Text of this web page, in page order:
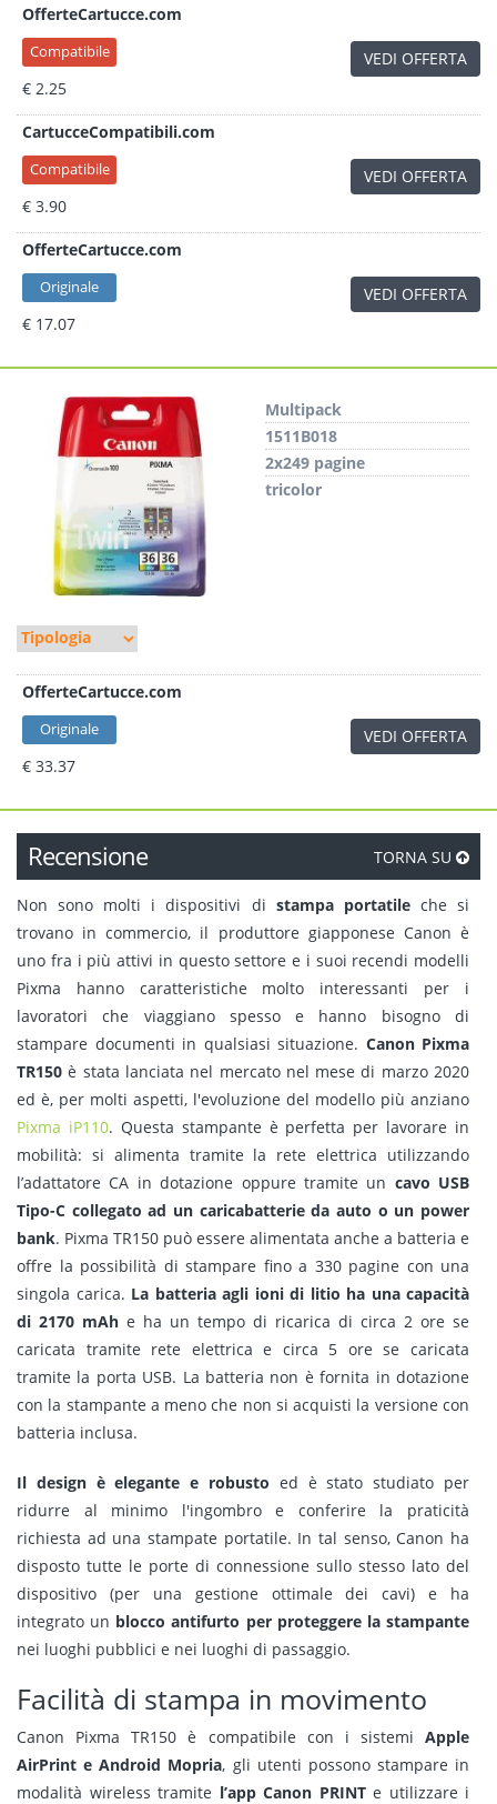
OfferteCartucce.com
Compatibile
€ 2.25
VEDI OFFERTA
CartucceCompatibili.com
Compatibile
€ 3.90
VEDI OFFERTA
OfferteCartucce.com
Originale
€ 17.07
VEDI OFFERTA
Multipack
1511B018
2x249 pagine
tricolor
OfferteCartucce.com
Originale
€ 33.37
VEDI OFFERTA
Recensione TORNA SU
Non sono molti i dispositivi di stampa portatileche si
trovano in commercio, il produttore giapponese Canon è
uno fra i più attivi in questo settore e i suoi recendi modelli
Pixma hanno caratteristiche molto interessanti per i
lavoratori che viaggiano spesso e hanno bisogno di
stampare documenti in qualsiasi situazione. Canon Pixma
TR150 è stata lanciata nel mercato nel mese di marzo 2020
ed è, per molti aspetti, l'evoluzione del modello più anziano
Pixma iP110. Questa stampante è perfetta per lavorare in
mobilità: si alimenta tramite la rete elettrica utilizzando
l’adattatore CA in dotazione oppure tramite un cavo USB
Tipo-C collegato ad un caricabatterie da auto o un power
bank. Pixma TR150 può essere alimentata anche a batteria e
offre la possibilità di stampare fino a 330 pagine con una
singola carica. La batteria agli ioni di litio ha una capacità
di 2170 mAh e ha un tempo di ricarica di circa 2 ore se
caricata tramite rete elettrica e circa 5 ore se caricata
tramite la porta USB. La batteria non è fornita in dotazione
con la stampante a meno che non si acquisti la versione con
batteria inclusa.
Il design è elegante e robusto ed è stato studiato per
ridurre al minimo l'ingombro e conferire la praticità
richiesta ad una stampate portatile. In tal senso, Canon ha
disposto tutte le porte di connessione sullo stesso lato del
dispositivo (per una gestione ottimale dei cavi) e ha
integrato un blocco antifurto per proteggere la stampante
nei luoghi pubblici e nei luoghi di passaggio.
Facilità di stampa in movimento
Canon Pixma TR150 è compatibile con i sistemi Apple
AirPrint e Android Mopria, gli utenti possono stampare in
modalità wireless tramite l’app Canon PRINTe utilizzare i